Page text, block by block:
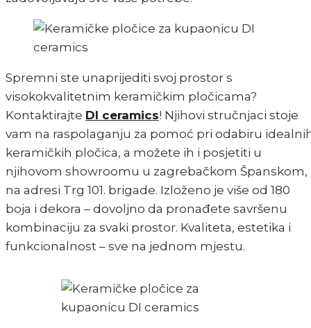
Spremni ste unaprijediti svoj prostor s
visokokvalitetnim keramičkim pločicama?
Kontaktirajte DI ceramics! Njihovi stručnjaci stoje
vam na raspolaganju za pomoć pri odabiru
keramičkih pločica, a možete ih i posjetiti u
njihovom showroomu u zagrebačkom Španskom,
na adresi Trg 101. brigade. Izloženo je više od 180
boja i dekora – dovoljno da pronađete savršenu
kombinaciju za svaki prostor. Kvaliteta, estetika i
funkcionalnost – sve na jednom mjestu.